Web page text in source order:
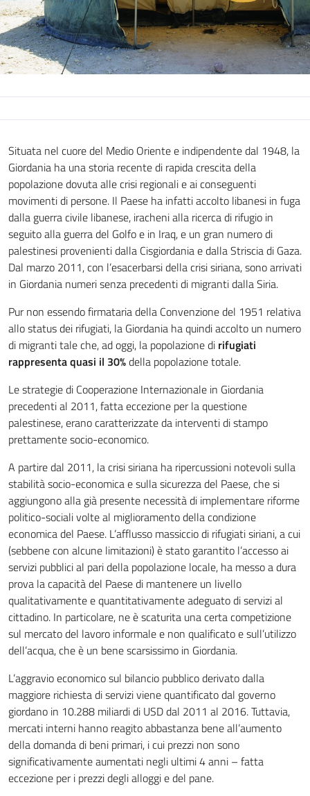
Situata nel cuore del Medio Oriente e indipendente dal 1948, la
Giordania ha una storia recente di rapida crescita della
popolazione dovuta alle crisi regionali e ai conseguenti
movimenti di persone. Il Paese ha infatti accolto libanesi in fuga
dalla guerra civile libanese, iracheni alla ricerca di rifugio in
seguito alla guerra del Golfo e in Iraq, e un gran numero di
palestinesi provenienti dalla Cisgiordania e dalla Striscia di Gaza.
Dal marzo 2011, con l’esacerbarsi della crisi siriana, sono arrivati
​​in Giordania numeri senza precedenti di migranti dalla Siria.
Pur non essendo firmataria della Convenzione del 1951 relativa
allo status dei rifugiati, la Giordania ha quindi accolto un numero
di migranti tale che, ad oggi, la popolazione di rifugiati
rappresenta quasi il 30%della popolazione totale.
Le strategie di Cooperazione Internazionale in Giordania
precedenti al 2011, fatta eccezione per la questione
palestinese, erano caratterizzate da interventi di stampo
prettamente socio-economico.
A partire dal 2011, la crisi siriana ha ripercussioni notevoli sulla
stabilità socio-economica e sulla sicurezza del Paese, che si
aggiungono alla già presente necessità di implementare riforme
politico-sociali volte al miglioramento della condizione
economica del Paese. L’afflusso massiccio di rifugiati siriani, a cui
(sebbene con alcune limitazioni) è stato garantito l’accesso ai
servizi pubblici al pari della popolazione locale, ha messo a dura
prova la capacità del Paese di mantenere un livello
qualitativamente e quantitativamente adeguato di servizi al
cittadino. In particolare, ne è scaturita una certa competizione
sul mercato del lavoro informale e non qualificato e sull’utilizzo
dell’acqua, che è un bene scarsissimo in Giordania.
L’aggravio economico sul bilancio pubblico derivato dalla
maggiore richiesta di servizi viene quantificato dal governo
giordano in 10.288 miliardi di USD dal 2011 al 2016. Tuttavia,
mercati interni hanno reagito abbastanza bene all’aumento
della domanda di beni primari, i cui prezzi non sono
significativamente aumentati negli ultimi 4 anni – fatta
eccezione per i prezzi degli alloggi e del pane.